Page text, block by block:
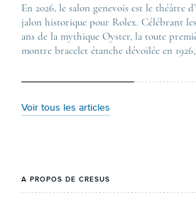
Voir tous les articles
En 2026, le salon genevois est le théâtre
jalon historique pour Rolex. Célébrant
ans de la mythique Oyster, la toute
montre bracelet étanche dévoilée en
métallurgique à la réinterprétation
A PROPOS DE CRESUS